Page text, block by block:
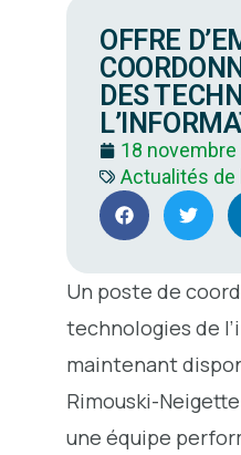
OFFRE
DES
18 novembre
Actualités de
Un poste de
technologies de
maintenant
Rimouski-
une équipe